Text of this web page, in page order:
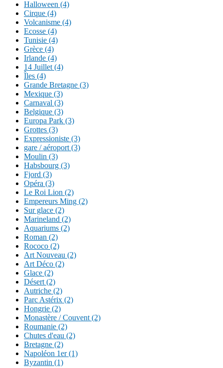
Halloween (4)
Cirque (4)
Volcanisme (4)
Ecosse (4)
Tunisie (4)
Grèce (4)
Irlande (4)
14 Juillet (4)
Îles (4)
Grande Bretagne (3)
Mexique (3)
Carnaval (3)
Belgique (3)
Europa Park (3)
Grottes (3)
Expressioniste (3)
gare / aéroport (3)
Moulin (3)
Habsbourg (3)
Fjord (3)
Opéra (3)
Le Roi Lion (2)
Empereurs Ming (2)
Sur glace (2)
Marineland (2)
Aquariums (2)
Roman (2)
Rococo (2)
Art Nouveau (2)
Art Déco (2)
Glace (2)
Désert (2)
Autriche (2)
Parc Astérix (2)
Hongrie (2)
Monastère / Couvent (2)
Roumanie (2)
Chutes d'eau (2)
Bretagne (2)
Napoléon 1er (1)
Byzantin (1)